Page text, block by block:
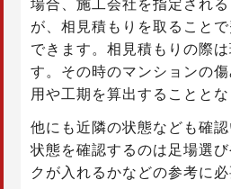
場合、施工会社を指定され
が、相見積もりを取ること
できます。相見積もりの際
す。その時のマンションの
用や工期を算出することとな
他にも近隣の状態なども確
状態を確認するのは足場選
クが入れるかなどの参考に必